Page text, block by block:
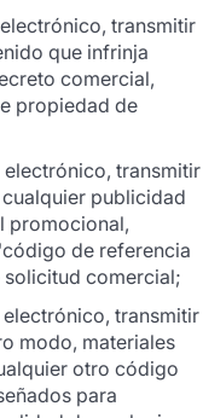
transmitir
que infrinja
comercial,
propiedad de
transmitir
publicidad
promocional,
de referencia
comercial;
transmitir
modo, materiales
otro código
para